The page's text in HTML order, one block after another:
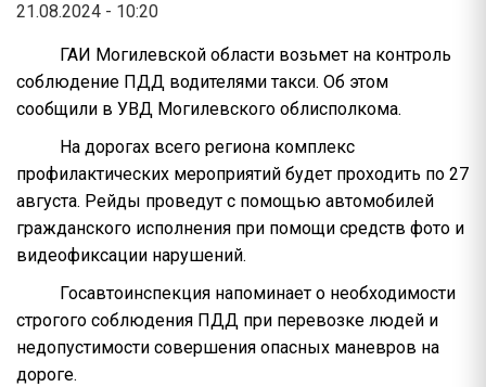
21.08.2024 - 10:20
ГАИ Могилевской области возьмет на контроль
соблюдение ПДД водителями такси. Об этом
сообщили в УВД Могилевского облисполкома.
На дорогах всего региона комплекс
профилактических мероприятий будет проходить по 27
августа. Рейды проведут с помощью автомобилей
гражданского исполнения при помощи средств фото и
видеофиксации нарушений.
Госавтоинспекция напоминает о необходимости
строгого соблюдения ПДД при перевозке людей и
недопустимости совершения опасных маневров на
дороге.